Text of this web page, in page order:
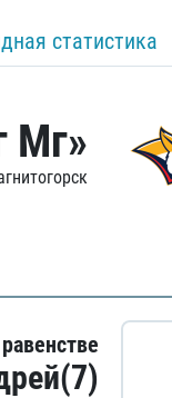
статистика
Мг»